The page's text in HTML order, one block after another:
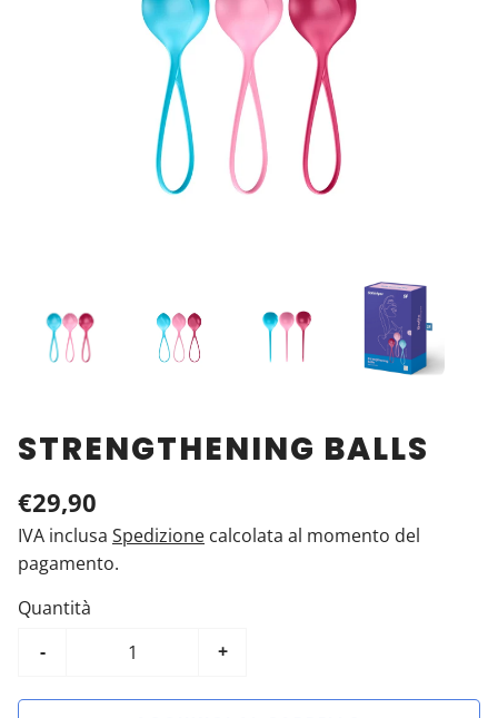
STRENGTHENING BALLS
€29,90
IVA inclusa Spedizione calcolata al momento del
pagamento.
Quantità
-
+